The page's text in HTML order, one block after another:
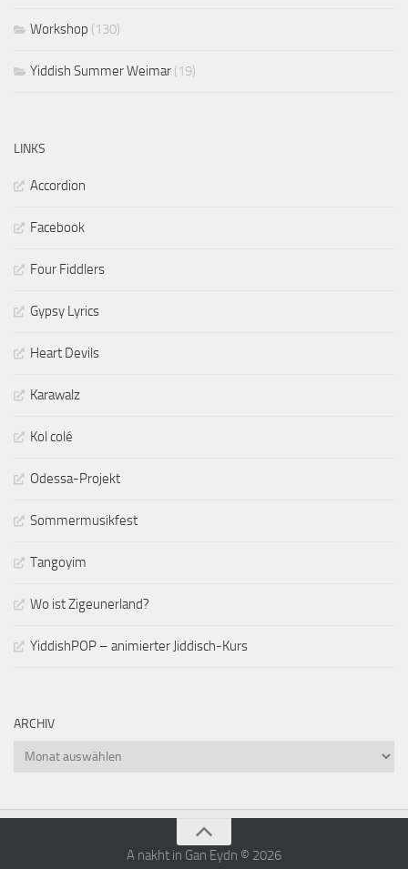
Workshop (130)
Yiddish Summer Weimar (19)
LINKS
Accordion
Facebook
Four Fiddlers
Gypsy Lyrics
Heart Devils
Karawalz
Kol colé
Odessa-Projekt
Sommermusikfest
Tangoyim
Wo ist Zigeunerland?
YiddishPOP – animierter Jiddisch-Kurs
ARCHIV
Archiv
A nakht in Gan Eydn © 2026